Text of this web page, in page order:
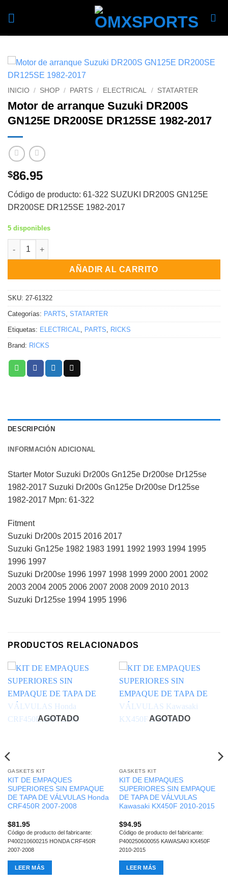
INICIO / SHOP / PARTS / ELECTRICAL / STATARTER
Motor de arranque Suzuki DR200S
GN125E DR200SE DR125SE 1982-2017
$86.95
Código de producto: 61-322 SUZUKI DR200S GN125E
DR200SE DR125SE 1982-2017
5 disponibles
Motor de arranque Suzuki DR200S GN125E DR200SE DR125SE
AÑADIR AL CARRITO
SKU: 27-61322
Categorías: PARTS STATARTER
Etiquetas: ELECTRICAL PARTS RICKS
Brand: RICKS
DESCRIPCIÓN
INFORMACIÓN ADICIONAL
Starter Motor Suzuki Dr200s Gn125e Dr200se Dr125se
1982-2017 Suzuki Dr200s Gn125e Dr200se Dr125se
1982-2017 Mpn: 61-322
Fitment
Suzuki Dr200s 2015 2016 2017
Suzuki Gn125e 1982 1983 1991 1992 1993 1994 1995
1996 1997
Suzuki Dr200se 1996 1997 1998 1999 2000 2001 2002
2003 2004 2005 2006 2007 2008 2009 2010 2013
Suzuki Dr125se 1994 1995 1996
PRODUCTOS RELACIONADOS
AGOTADO
GASKETS KIT
KIT DE EMPAQUES
SUPERIORES SIN EMPAQUE
DE TAPA DE VÁLVULAS Honda
CRF450R 2007-2008
$81.95
Código de producto del fabricante:
P400210600215 HONDA CRF450R
2007-2008
LEER MÁS
AGOTADO
GASKETS KIT
KIT DE EMPAQUES
SUPERIORES SIN EMPAQUE
DE TAPA DE VÁLVULAS
Kawasaki KX450F 2010-2015
$94.95
Código de producto del fabricante:
P400250600055 KAWASAKI KX450F
2010-2015
LEER MÁS